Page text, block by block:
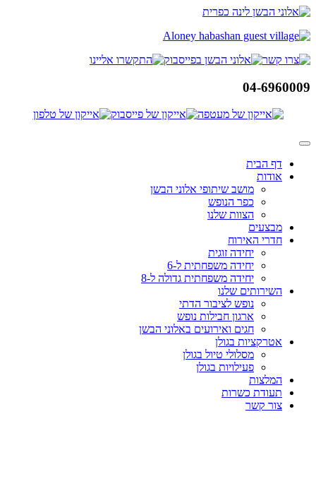
דלג
04-6960009
דף הבית
אודות
מושב שיתופי אלוני הבשן
כפר הנופש
הצוות שלנו
מבצעים
חדרי האירוח
יחידה זוגית
יחידה משפחתית ל-6
יחידה משפחתית גדולה ל-8
השירותים שלנו
נופש לציבור הדתי
ארגון חבילות נופש
חגים ואירועים באלוני הבשן
אטרקציות בגולן
מסלולי טיול בגולן
פעילויות בגולן
המלצות
תעודת כשרות
צור קשר